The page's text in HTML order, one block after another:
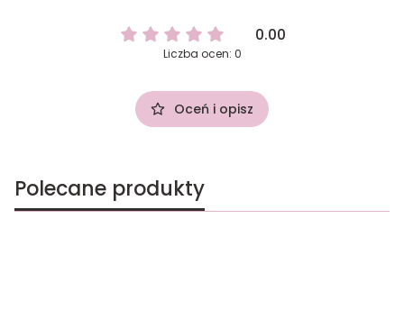
0.00
Liczba ocen: 0
Oceń i opisz
Polecane produkty